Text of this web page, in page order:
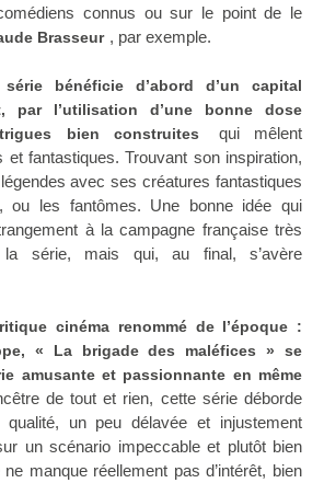
connus ou sur le point de le
Brasseur , par exemple.
bénéficie d’abord d’un capital
par l’utilisation d’une bonne dose
bien construites
qui mêlent
et fantastiques. Trouvant son inspiration,
avec ses créatures fantastiques
ou les fantômes. Une bonne idée qui
à la campagne française très
la série, mais qui, au final, s’avère
cinéma renommé de l’époque :
« La brigade des maléfices » se
amusante et passionnante en même
de tout et rien, cette série déborde
qualité, un peu délavée et injustement
un scénario impeccable et plutôt bien
ne manque réellement pas d’intérêt, bien